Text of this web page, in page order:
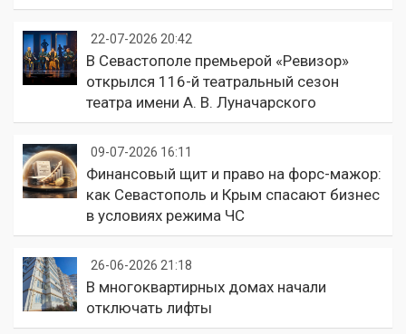
22-07-2026 20:42
В Севастополе премьерой «Ревизор»
открылся 116-й театральный сезон
театра имени А. В. Луначарского
09-07-2026 16:11
Финансовый щит и право на форс-мажор:
как Севастополь и Крым спасают бизнес
в условиях режима ЧС
26-06-2026 21:18
В многоквартирных домах начали
отключать лифты